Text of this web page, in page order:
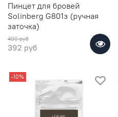
Пинцет для бровей
Solinberg G801з (ручная
заточка)
490 руб
392 руб
-10%